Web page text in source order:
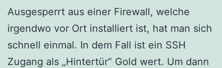
Ausgesperrt aus einer Firewall, welche
irgendwo vor Ort installiert ist, hat man sich
schnell einmal. In dem Fall ist ein SSH
Zugang als „Hintertür“ Gold wert. Um dann